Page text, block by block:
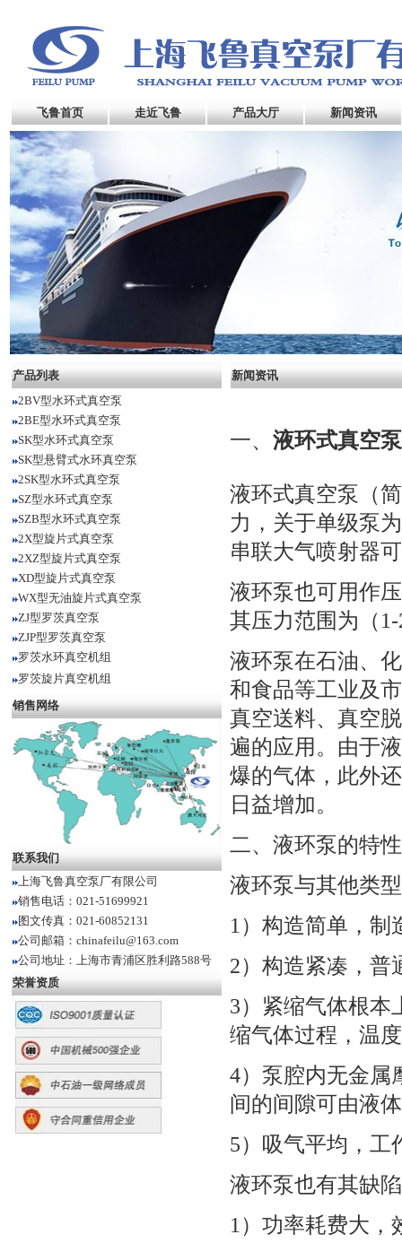
飞鲁首页 走近飞鲁 产品大厅 新闻资讯
产品列表
2BV型水环式真空泵
2BE型水环式真空泵
SK型水环式真空泵
SK型悬臂式水环真空泵
2SK型水环式真空泵
SZ型水环式真空泵
SZB型水环式真空泵
2X型旋片式真空泵
2XZ型旋片式真空泵
XD型旋片式真空泵
WX型无油旋片式真空泵
ZJ型罗茨真空泵
ZJP型罗茨真空泵
罗茨水环真空机组
罗茨旋片真空机组
销售网络
联系我们
上海飞鲁真空泵厂有限公司
销售电话：021-51699921
图文传真：021-60852131
公司邮箱：chinafeilu@163.com
公司地址：上海市青浦区胜利路588号
荣誉资质
新闻资讯
一、 液环式真空泵
液环式真空泵（
力，关于单级泵
串联大气喷射器
液环泵也可用作
其压力范围为（
液环泵在石油、
和食品等工业及
真空送料、真空
遍的应用。由于
爆的气体，此外
日益增加。
二、液环泵的特
液环泵与其他类
1）构造简单，制
2）构造紧凑，普
3）紧缩气体根本
缩气体过程，温
4）泵腔内无金属
间的间隙可由液
5）吸气平均，工
液环泵也有其缺
1）功率耗费大，